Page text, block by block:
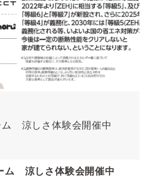
ム 涼しさ体験会開催中
ム 涼しさ体験会開催中